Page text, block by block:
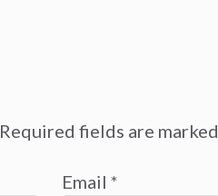
Required fields are marked
Email *